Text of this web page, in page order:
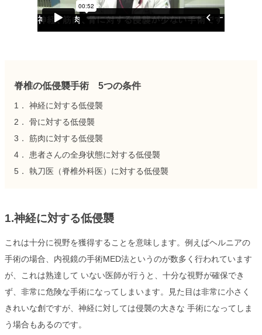
脊椎の低侵襲手術 5つの条件
1． 神経に対する低侵襲
2． 骨に対する低侵襲
3． 筋肉に対する低侵襲
4． 患者さんの全身状態に対する低侵襲
5． 執刀医（脊椎外科医）に対する低侵襲
1.神経に対する低侵襲
これは十分に視野を獲得することを意味します。例えばヘルニアの
手術の場合、内視鏡の手術MED法というのが数多く行われています
が、これは熟達して いない医師が行うと、十分な視野が確保でき
ず、非常に危険な手術になってしまいます。見た目は非常に小さく
きれいな創ですが、神経に対しては侵襲の大きな 手術になってしま
う場合もあるのです。